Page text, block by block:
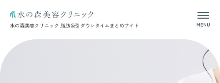
水の森美容クリニック 脂肪吸引ダウンタイムまとめサイト MENU